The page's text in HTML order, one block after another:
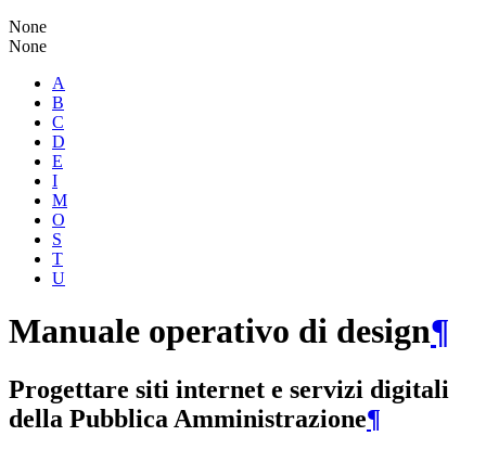
None
None
A
B
C
D
E
I
M
O
S
T
U
Manuale operativo di design¶
Progettare siti internet e servizi digitali
della Pubblica Amministrazione¶